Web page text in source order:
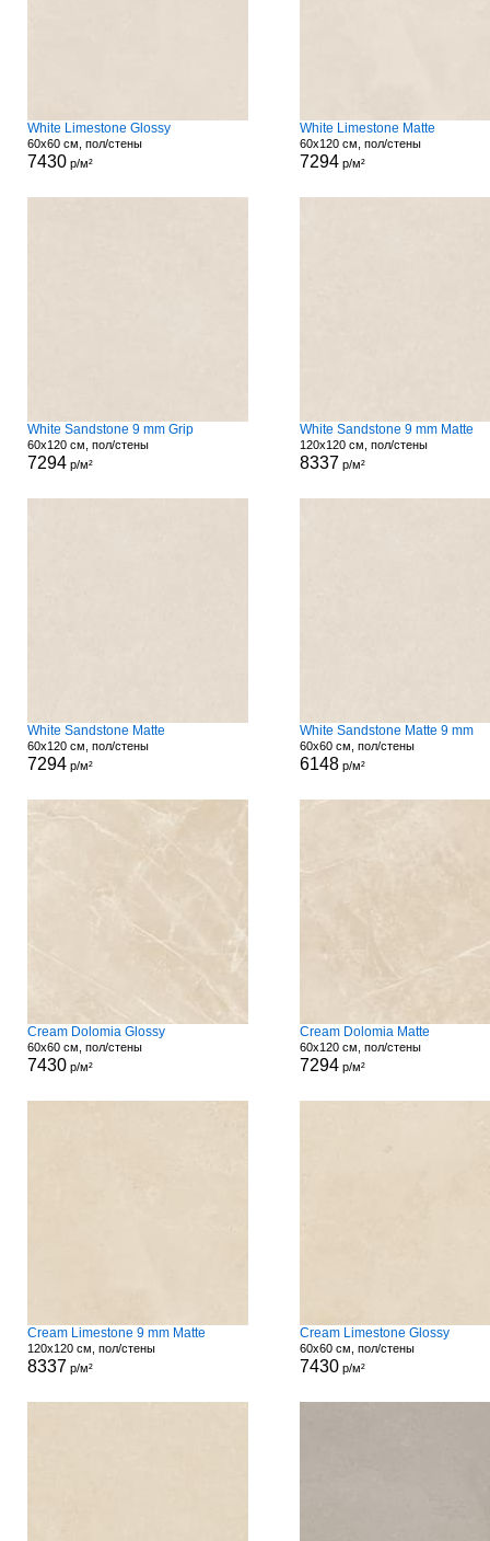
White Limestone Glossy
60x60 см, пол/стены
7430 р/м²
White Limestone Matte
60x120 см, пол/стены
7294 р/м²
White Sandstone 9 mm Grip
60x120 см, пол/стены
7294 р/м²
White Sandstone 9 mm Matte
120x120 см, пол/стены
8337 р/м²
White Sandstone Matte
60x120 см, пол/стены
7294 р/м²
White Sandstone Matte 9 mm
60x60 см, пол/стены
6148 р/м²
Cream Dolomia Glossy
60x60 см, пол/стены
7430 р/м²
Cream Dolomia Matte
60x120 см, пол/стены
7294 р/м²
Cream Limestone 9 mm Matte
120x120 см, пол/стены
8337 р/м²
Cream Limestone Glossy
60x60 см, пол/стены
7430 р/м²